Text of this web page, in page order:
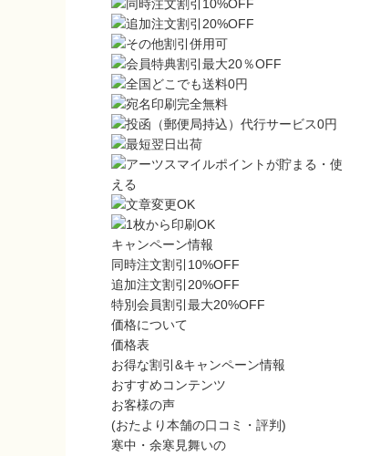
キャンペーン情報
同時注文割引10%OFF
追加注文割引20%OFF
特別会員割引最大20%OFF
価格について
価格表
お得な割引&キャンペーン情報
おすすめコンテンツ
お客様の声
(おたより本舗の口コミ・評判)
寒中・余寒見舞いの